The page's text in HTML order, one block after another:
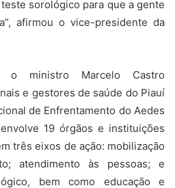
sorológico para que a gente
afirmou o vice-presidente da
o ministro Marcelo Castro
e gestores de saúde do Piauí
de Enfrentamento do Aedes
19 órgãos e instituições
três eixos de ação: mobilização
atendimento às pessoas; e
bem como educação e